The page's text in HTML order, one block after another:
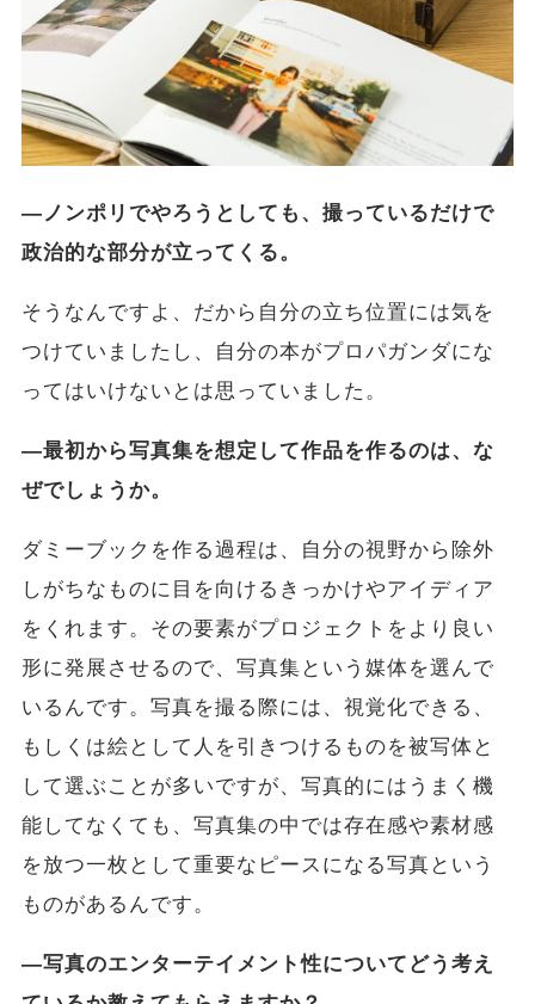
―ノンポリでやろうとしても、撮っているだけで
政治的な部分が立ってくる。
そうなんですよ、だから自分の立ち位置には気を
つけていましたし、自分の本がプロパガンダにな
ってはいけないとは思っていました。
―最初から写真集を想定して作品を作るのは、な
ぜでしょうか。
ダミーブックを作る過程は、自分の視野から除外
しがちなものに目を向けるきっかけやアイディア
をくれます。その要素がプロジェクトをより良い
形に発展させるので、写真集という媒体を選んで
いるんです。写真を撮る際には、視覚化できる、
もしくは絵として人を引きつけるものを被写体と
して選ぶことが多いですが、写真的にはうまく機
能してなくても、写真集の中では存在感や素材感
を放つ一枚として重要なピースになる写真という
ものがあるんです。
―写真のエンターテイメント性についてどう考え